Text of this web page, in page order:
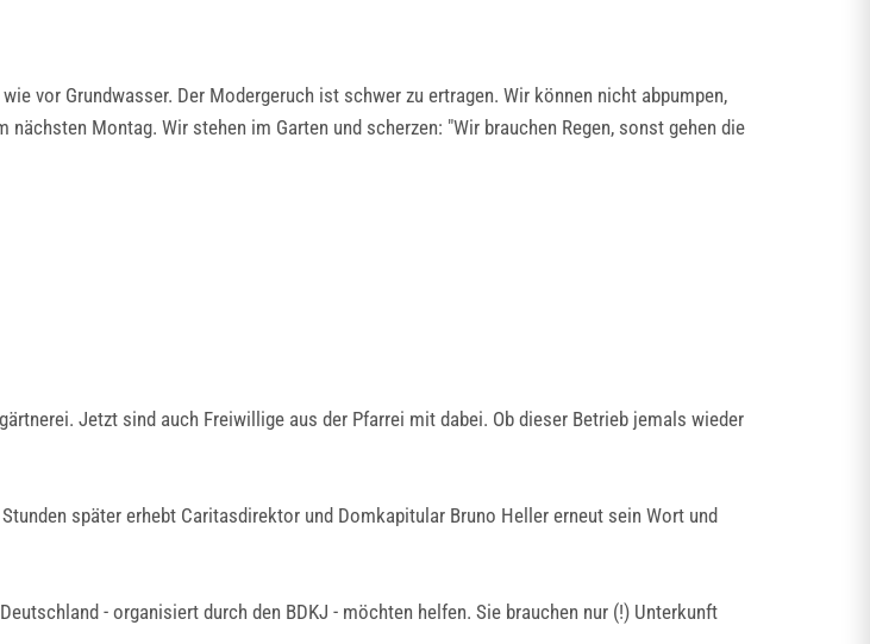
vor Grundwasser. Der Modergeruch ist schwer zu ertragen. Wir können nicht abpumpen,
Montag. Wir stehen im Garten und scherzen: "Wir brauchen Regen, sonst gehen die
Jetzt sind auch Freiwillige aus der Pfarrei mit dabei. Ob dieser Betrieb jemals wieder
später erhebt Caritasdirektor und Domkapitular Bruno Heller erneut sein Wort und
- organisiert durch den BDKJ - möchten helfen. Sie brauchen nur (!) Unterkunft